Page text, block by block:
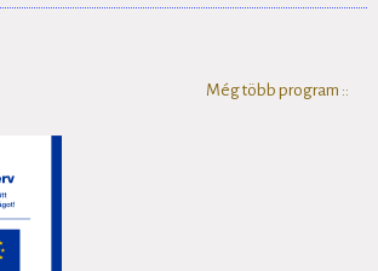
Még több program ::